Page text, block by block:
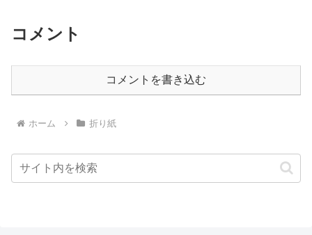
コメント
コメントを書き込む
ホーム 折り紙